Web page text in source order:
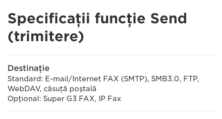
Specificaţii funcţie Send
(trimitere)
Destinaţie
Standard: E-mail/Internet FAX (SMTP), SMB3.0, FTP,
WebDAV, căsuţă poştală
Opţional: Super G3 FAX, IP Fax